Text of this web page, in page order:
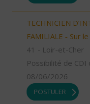
TECHNICIEN
FAMILIALE - Sur
41 - Loir-et-Cher
Possibilité de CDI
08/06/2026
POSTULER